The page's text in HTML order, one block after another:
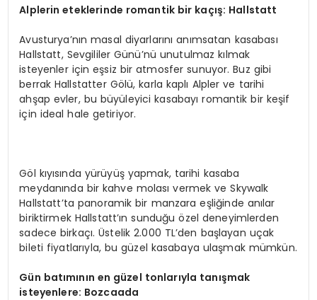
Alplerin eteklerinde romantik bir kaçış: Hallstatt
Avusturya’nın masal diyarlarını anımsatan kasabası
Hallstatt, Sevgililer Günü’nü unutulmaz kılmak
isteyenler için eşsiz bir atmosfer sunuyor. Buz gibi
berrak Hallstatter Gölü, karla kaplı Alpler ve tarihi
ahşap evler, bu büyüleyici kasabayı romantik bir keşif
için ideal hale getiriyor.
Göl kıyısında yürüyüş yapmak, tarihi kasaba
meydanında bir kahve molası vermek ve Skywalk
Hallstatt’ta panoramik bir manzara eşliğinde anılar
biriktirmek Hallstatt’ın sunduğu özel deneyimlerden
sadece birkaçı. Üstelik 2.000 TL’den başlayan uçak
bileti fiyatlarıyla, bu güzel kasabaya ulaşmak mümkün.
Gün batımının en güzel tonlarıyla tanışmak
isteyenlere: Bozcaada